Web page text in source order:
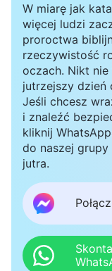
dawał swego
moce
ukaże się na
wszystkie
obłokach w
24:29-30).
światło.
obłoku. Ale jak
jeszcze się nie
W miarę jak
więcej ludzi
proroctwa
rzeczywistość
oczach. Nikt
jutrzejszy dzień
Jeśli chcesz
i znaleźć
kliknij
do naszej grupy
jutra.